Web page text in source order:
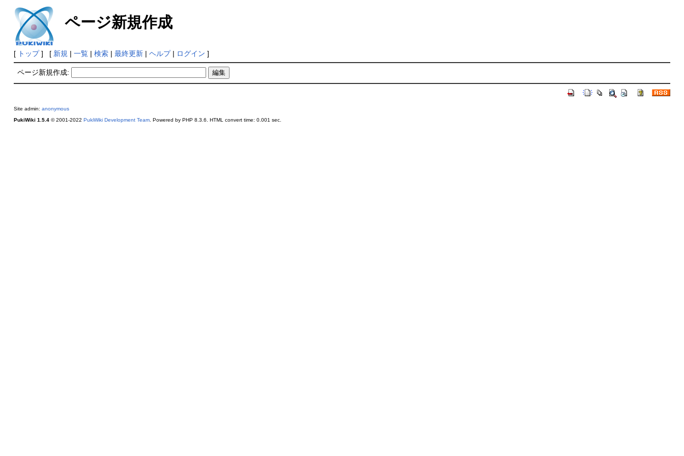
ページ新規作成
[ トップ] [ 新規 | 一覧| 検索| 最終更新| ヘルプ| ログイン ]
ページ新規作成:
Site admin: anonymous
PukiWiki 1.5.4© 2001-2022 PukiWiki Development Team. Powered by PHP 8.3.6. HTML convert time: 0.001 sec.